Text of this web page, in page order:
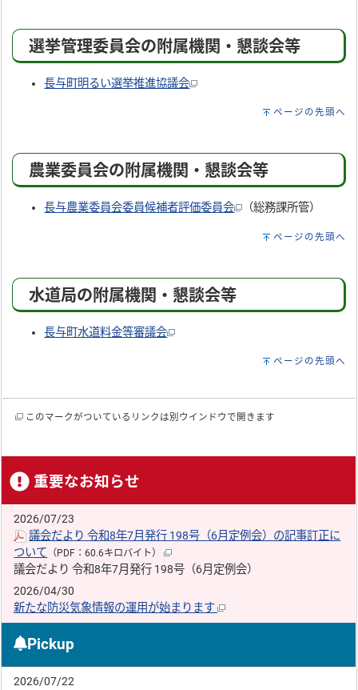
選挙管理委員会の附属機関・懇談会等
長与町明るい選挙推進協議会
ページの先頭へ
農業委員会の附属機関・懇談会等
長与農業委員会委員候補者評価委員会 （総務課所管）
ページの先頭へ
水道局の附属機関・懇談会等
長与町水道料金等審議会
ページの先頭へ
このマークがついているリンクは別ウインドウで開きます
重要なお知らせ
2026/07/23
議会だより 令和8年7月発行 198号（6月定例会）の記事訂正に
ついて （PDF：60.6キロバイト）
議会だより 令和8年7月発行 198号（6月定例会）
2026/04/30
新たな防災気象情報の運用が始まります
Pickup
2026/07/22